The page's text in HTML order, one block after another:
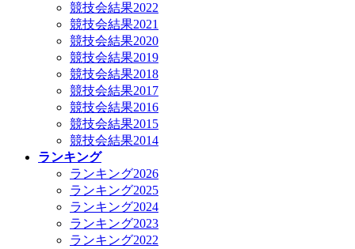
競技会結果2022
競技会結果2021
競技会結果2020
競技会結果2019
競技会結果2018
競技会結果2017
競技会結果2016
競技会結果2015
競技会結果2014
ランキング
ランキング2026
ランキング2025
ランキング2024
ランキング2023
ランキング2022